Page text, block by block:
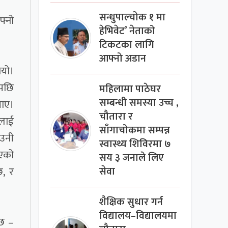
र
–
सन्धुपाल्चोक १ मा
हेभिवेट’ नेताको
टिकटका लागि
आफ्नो अडान
महिलामा पाठेघर
सम्बन्धी समस्या उच्च ,
चौतारा र
साँगाचोकमा सम्पन्न
स्वास्थ्य शिविरमा ७
सय ३ जनाले लिए
सेवा
शैक्षिक सुधार गर्न
विद्यालय–विद्यालयमा